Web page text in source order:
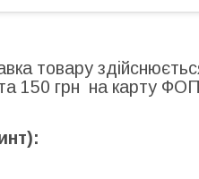
товару
150 грн на карту